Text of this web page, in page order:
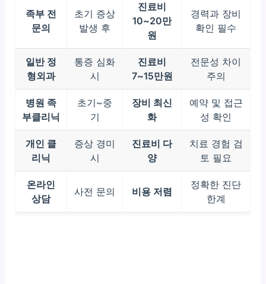
족부 전
문의
초기 증상
발생 후
진료비
10~20만
원
경력과 장비
확인 필수
일반 정
형외과
통증 심화
시
진료비
7~15만원
전문성 차이
주의
병원 족
부클리닉
초기~중
기
장비 최신
화
예약 및 접근
성 확인
개인 클
리닉
증상 경미
시
진료비 다
양
치료 경험 검
토 필요
온라인
상담
사전 문의 비용 저렴
정확한 진단
한계